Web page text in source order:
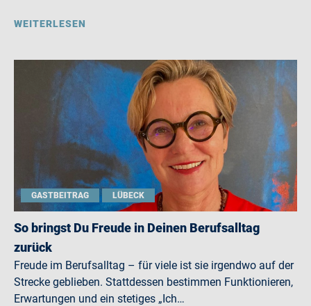
WEITERLESEN
GASTBEITRAG LÜBECK
So bringst Du Freude in Deinen Berufsalltag
zurück
Freude im Berufsalltag – für viele ist sie irgendwo auf der
Strecke geblieben. Stattdessen bestimmen Funktionieren,
Erwartungen und ein stetiges „Ich…